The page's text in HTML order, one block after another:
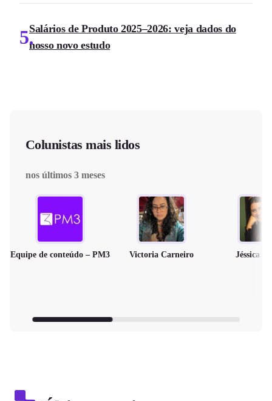
5Salários de Produto 2025–2026: veja dados do
nosso novo estudo
Colunistas mais lidos
nos últimos 3 meses
Equipe de conteúdo – PM3 Victoria Carneiro Jéssica